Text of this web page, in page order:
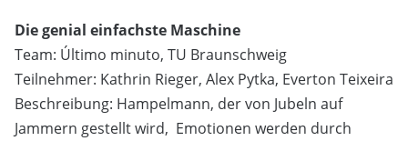
Die genial einfachste Maschine
Team: Último minuto, TU Braunschweig
Teilnehmer: Kathrin Rieger, Alex Pytka, Everton Teixeira
Beschreibung: Hampelmann, der von Jubeln auf
Jammern gestellt wird, Emotionen werden durch